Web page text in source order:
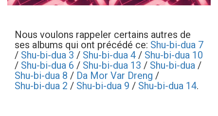
Nous voulons rappeler certains autres de
ses albums qui ont précédé ce: Shu-bi-dua 7
/ Shu-bi-dua 3 / Shu-bi-dua 4 / Shu-bi-dua 10
/ Shu-bi-dua 6 / Shu-bi-dua 13 / Shu-bi-dua /
Shu-bi-dua 8 / Da Mor Var Dreng /
Shu-bi-dua 2 / Shu-bi-dua 9 / Shu-bi-dua 14.